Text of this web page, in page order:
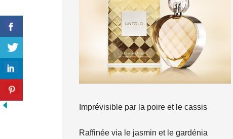
Imprévisible par la poire et le cassis
Raffinée via le jasmin et le gardénia